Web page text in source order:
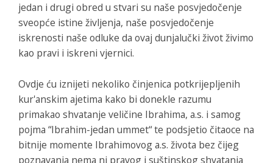
jedan i drugi obred u stvari su naše posvjedočenje
sveopće istine življenja, naše posvjedočenje
iskrenosti naše odluke da ovaj dunjalučki život živimo
kao pravi i iskreni vjernici.
Ovdje ću iznijeti nekoliko činjenica potkrijepljenih
kur'anskim ajetima kako bi donekle razumu
primakao shvatanje veličine Ibrahima, a.s. i samog
pojma “Ibrahim-jedan ummet“ te podsjetio čitaoce na
bitnije momente Ibrahimovog a.s. života bez čijeg
poznavanja nema ni pravog i suštinskog shvatanja